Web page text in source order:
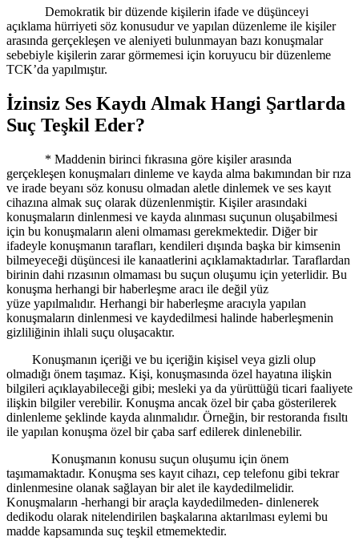
Demokratik bir düzende kişilerin ifade ve düşünceyi
açıklama hürriyeti söz konusudur ve yapılan düzenleme ile kişiler
arasında gerçekleşen ve aleniyeti bulunmayan bazı konuşmalar
sebebiyle kişilerin zarar görmemesi için koruyucu bir düzenleme
TCK’da yapılmıştır.
İzinsiz Ses Kaydı Almak Hangi Şartlarda
Suç Teşkil Eder?
* Maddenin birinci fıkrasına göre kişiler arasında
gerçekleşen konuşmaları dinleme ve kayda alma bakımından bir rıza
ve irade beyanı söz konusu olmadan aletle dinlemek ve ses kayıt
cihazına almak suç olarak düzenlenmiştir. Kişiler arasındaki
konuşmaların dinlenmesi ve kayda alınması suçunun oluşabilmesi
için bu konuşmaların aleni olmaması gerekmektedir. Diğer bir
ifadeyle konuşmanın tarafları, kendileri dışında başka bir kimsenin
bilmeyeceği düşüncesi ile kanaatlerini açıklamaktadırlar. Taraflardan
birinin dahi rızasının olmaması bu suçun oluşumu için yeterlidir. Bu
konuşma herhangi bir haberleşme aracı ile değil yüz
yüze yapılmalıdır. Herhangi bir haberleşme aracıyla yapılan
konuşmaların dinlenmesi ve kaydedilmesi halinde haberleşmenin
gizliliğinin ihlali suçu oluşacaktır.
Konuşmanın içeriği ve bu içeriğin kişisel veya gizli olup
olmadığı önem taşımaz. Kişi, konuşmasında özel hayatına ilişkin
bilgileri açıklayabileceği gibi; mesleki ya da yürüttüğü ticari faaliyete
ilişkin bilgiler verebilir. Konuşma ancak özel bir çaba gösterilerek
dinlenleme şeklinde kayda alınmalıdır. Örneğin, bir restoranda fısıltı
ile yapılan konuşma özel bir çaba sarf edilerek dinlenebilir.
Konuşmanın konusu suçun oluşumu için önem
taşımamaktadır. Konuşma ses kayıt cihazı, cep telefonu gibi tekrar
dinlenmesine olanak sağlayan bir alet ile kaydedilmelidir.
Konuşmaların -herhangi bir araçla kaydedilmeden- dinlenerek
dedikodu olarak nitelendirilen başkalarına aktarılması eylemi bu
madde kapsamında suç teşkil etmemektedir.